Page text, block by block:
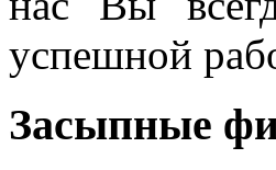
успешной
Засыпные